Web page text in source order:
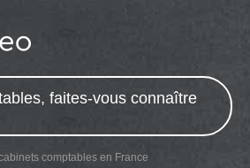
faites-vous connaître
comptables en France